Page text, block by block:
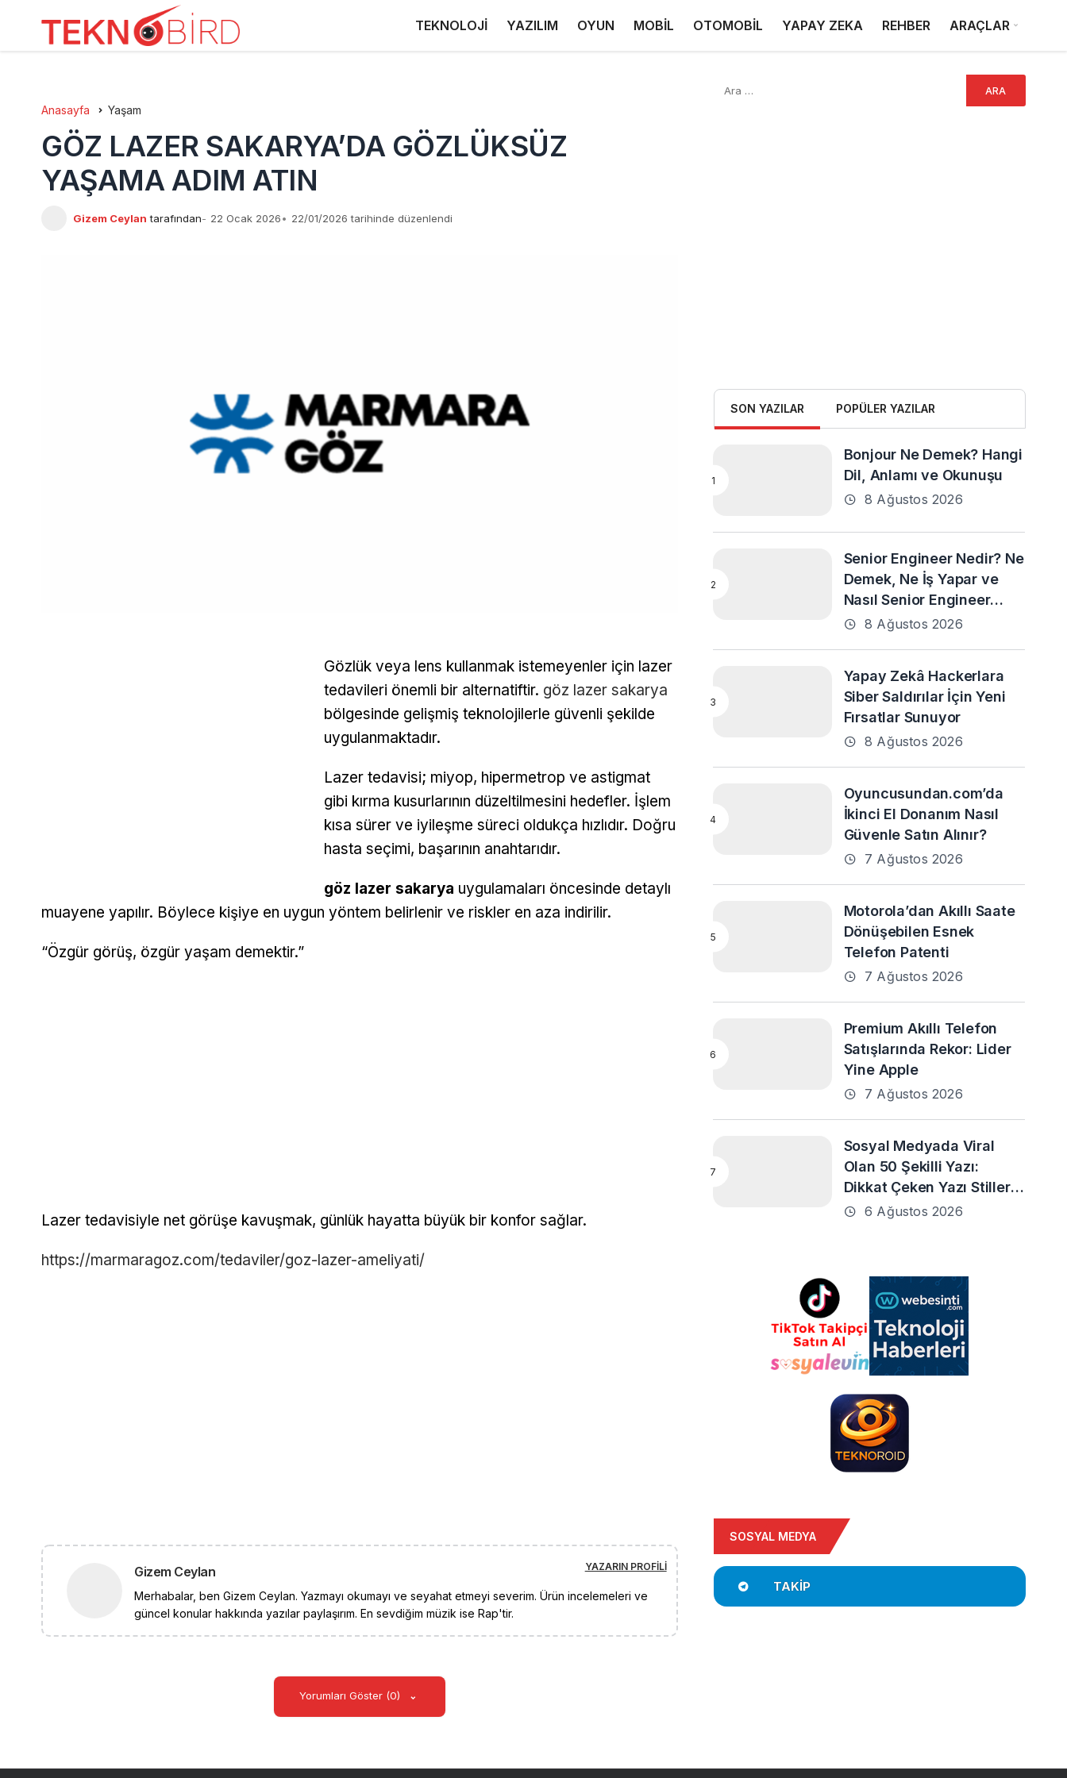
TEKNOLOJİ YAZILIM OYUN MOBİL OTOMOBİL YAPAY ZEKA REHBER ARAÇLAR
Anasayfa Yaşam
GÖZ LAZER SAKARYA’DA GÖZLÜKSÜZ
YAŞAMA ADIM ATIN
Gizem Ceylan tarafından 22 Ocak 2026 22/01/2026 tarihinde düzenlendi
Gözlük veya lens kullanmak istemeyenler için lazer
tedavileri önemli bir alternatiftir. göz lazer sakarya
bölgesinde gelişmiş teknolojilerle güvenli şekilde
uygulanmaktadır.
Lazer tedavisi; miyop, hipermetrop ve astigmat
gibi kırma kusurlarının düzeltilmesini hedefler. İşlem
kısa sürer ve iyileşme süreci oldukça hızlıdır. Doğru
hasta seçimi, başarının anahtarıdır.
göz lazer sakarya uygulamaları öncesinde detaylı
muayene yapılır. Böylece kişiye en uygun yöntem belirlenir ve riskler en aza indirilir.
“Özgür görüş, özgür yaşam demektir.”
Lazer tedavisiyle net görüşe kavuşmak, günlük hayatta büyük bir konfor sağlar.
https://marmaragoz.com/tedaviler/goz-lazer-ameliyati/
Gizem Ceylan
Merhabalar, ben Gizem Ceylan. Yazmayı okumayı ve seyahat etmeyi severim. Ürün incelemeleri ve
güncel konular hakkında yazılar paylaşırım. En sevdiğim müzik ise Rap'tir.
YAZARIN PROFILI
Yorumları Göster (0)
SON YAZILAR POPÜLER YAZILAR
Bonjour Ne Demek? Hangi
Dil, Anlamı ve Okunuşu
8 Ağustos 2026
Senior Engineer Nedir? Ne
Demek, Ne İş Yapar ve
Nasıl Senior Engineer
Olunur?
8 Ağustos 2026
Yapay Zekâ Hackerlara
Siber Saldırılar İçin Yeni
Fırsatlar Sunuyor
8 Ağustos 2026
Oyuncusundan.com’da
İkinci El Donanım Nasıl
Güvenle Satın Alınır?
7 Ağustos 2026
Motorola’dan Akıllı Saate
Dönüşebilen Esnek
Telefon Patenti
7 Ağustos 2026
Premium Akıllı Telefon
Satışlarında Rekor: Lider
Yine Apple
7 Ağustos 2026
Sosyal Medyada Viral
Olan 50 Şekilli Yazı:
Dikkat Çeken Yazı Stilleri
ve En Popüler Örnekler
6 Ağustos 2026
SOSYAL MEDYA
TAKIP